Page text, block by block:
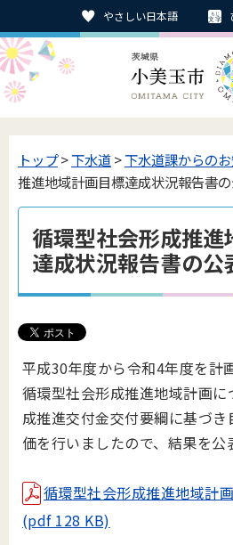
やさしい日本語
トップ>下水道>下水道課からの
推進地域計画目標達成状況報告書
循環型社会形成推進
達成状況報告書の公
平成30年度から令和4年度を計
循環型社会形成推進地域計画
成推進交付金交付要綱に基づ
価を行いましたので、結果を公
循環型社会形成推進地域計
(pdf 128 KB)